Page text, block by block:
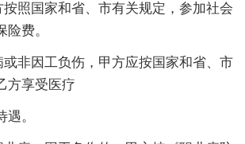
照国家和省、市有关规定，参加社会
费。
非因工负伤，甲方应按国家和省、市
方享受医疗
。